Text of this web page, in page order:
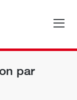
par